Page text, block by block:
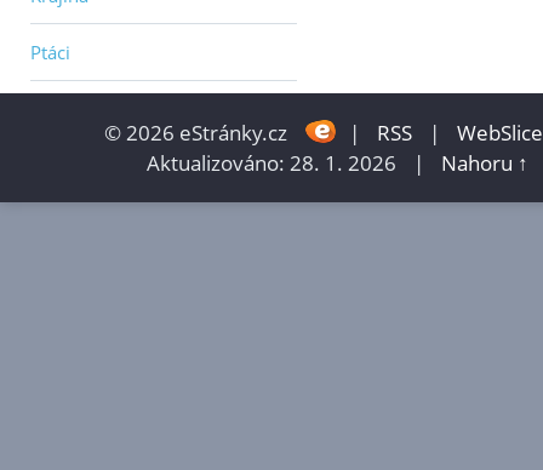
Ptáci
© 2026 eStránky.cz | RSS |
WebSlice
Aktualizováno: 28. 1. 2026
| Nahoru ↑